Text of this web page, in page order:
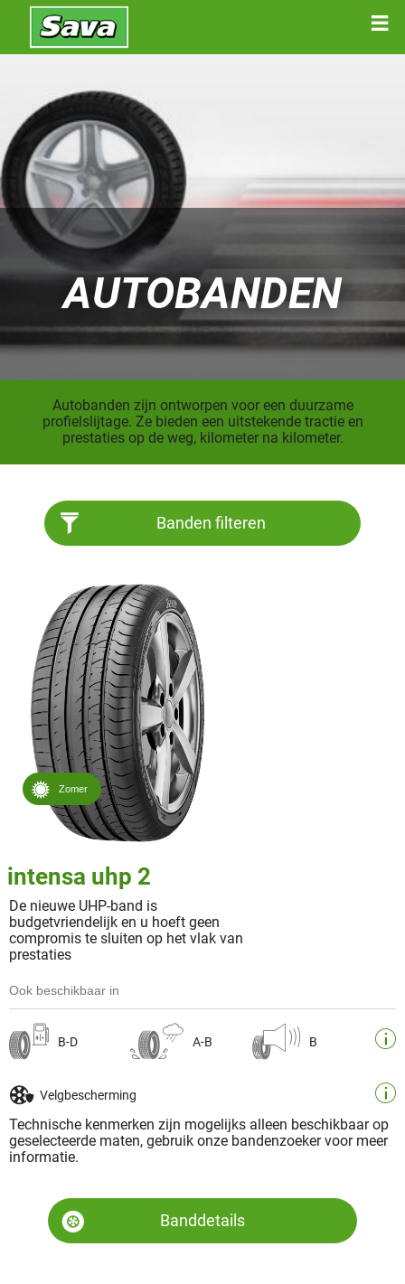
AUTOBANDEN
Autobanden zijn ontworpen voor een duurzame
profielslijtage. Ze bieden een uitstekende tractie en
prestaties op de weg, kilometer na kilometer.
Banden filteren
Zomer
intensa uhp 2
De nieuwe UHP-band is
budgetvriendelijk en u hoeft geen
compromis te sluiten op het vlak van
prestaties
Ook beschikbaar in
B-D A-B B
Velgbescherming
Technische kenmerken zijn mogelijks alleen beschikbaar op
geselecteerde maten, gebruik onze bandenzoeker voor meer
informatie.
Banddetails